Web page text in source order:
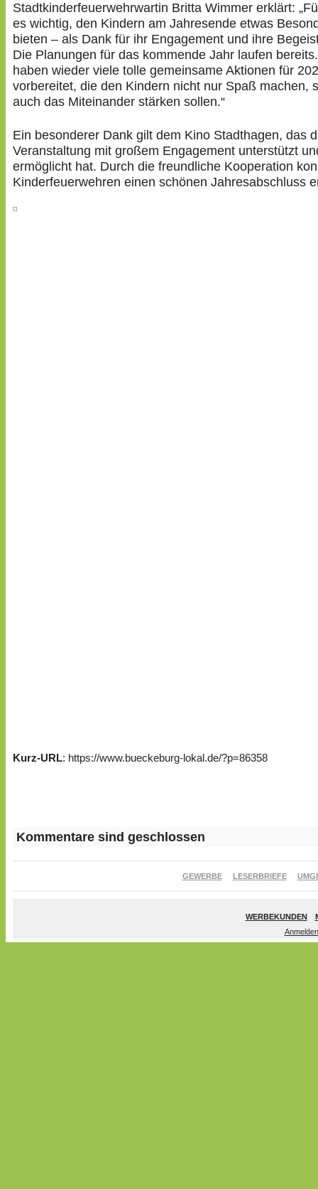
Stadtkinderfeuerwehrwartin Britta Wimmer erklärt:
es wichtig, den Kindern am Jahresende etwas
bieten – als Dank für ihr Engagement und ihre
Die Planungen für das kommende Jahr laufen
haben wieder viele tolle gemeinsame Aktionen für
vorbereitet, die den Kindern nicht nur Spaß machen,
auch das Miteinander stärken sollen.“
Ein besonderer Dank gilt dem Kino Stadthagen, das
Veranstaltung mit großem Engagement unterstützt
ermöglicht hat. Durch die freundliche Kooperation
Kinderfeuerwehren einen schönen Jahresabschluss
Kurz-URL: https://www.bueckeburg-lokal.de/?p=86358
Kommentare sind geschlossen
GEWERBE LESERBRIEFE
WERBEKUNDEN
Anmelden